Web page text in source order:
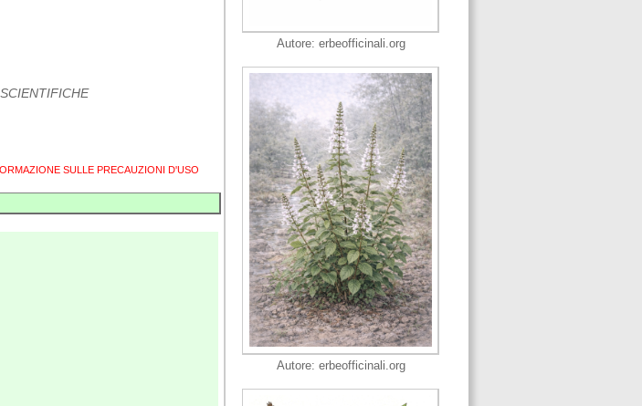
SULLE PRECAUZIONI D'USO
Autore: erbeofficinali.org
Autore: erbeofficinali.org